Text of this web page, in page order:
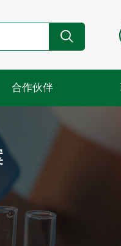
合作伙伴